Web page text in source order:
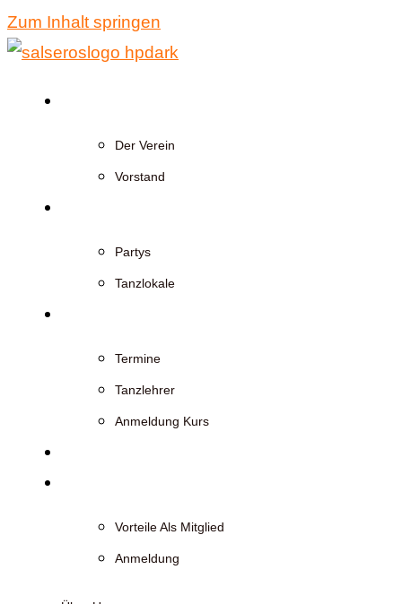
Zum Inhalt springen
Der Verein
Vorstand
Partys
Tanzlokale
Termine
Tanzlehrer
Anmeldung Kurs
Vorteile Als Mitglied
Anmeldung